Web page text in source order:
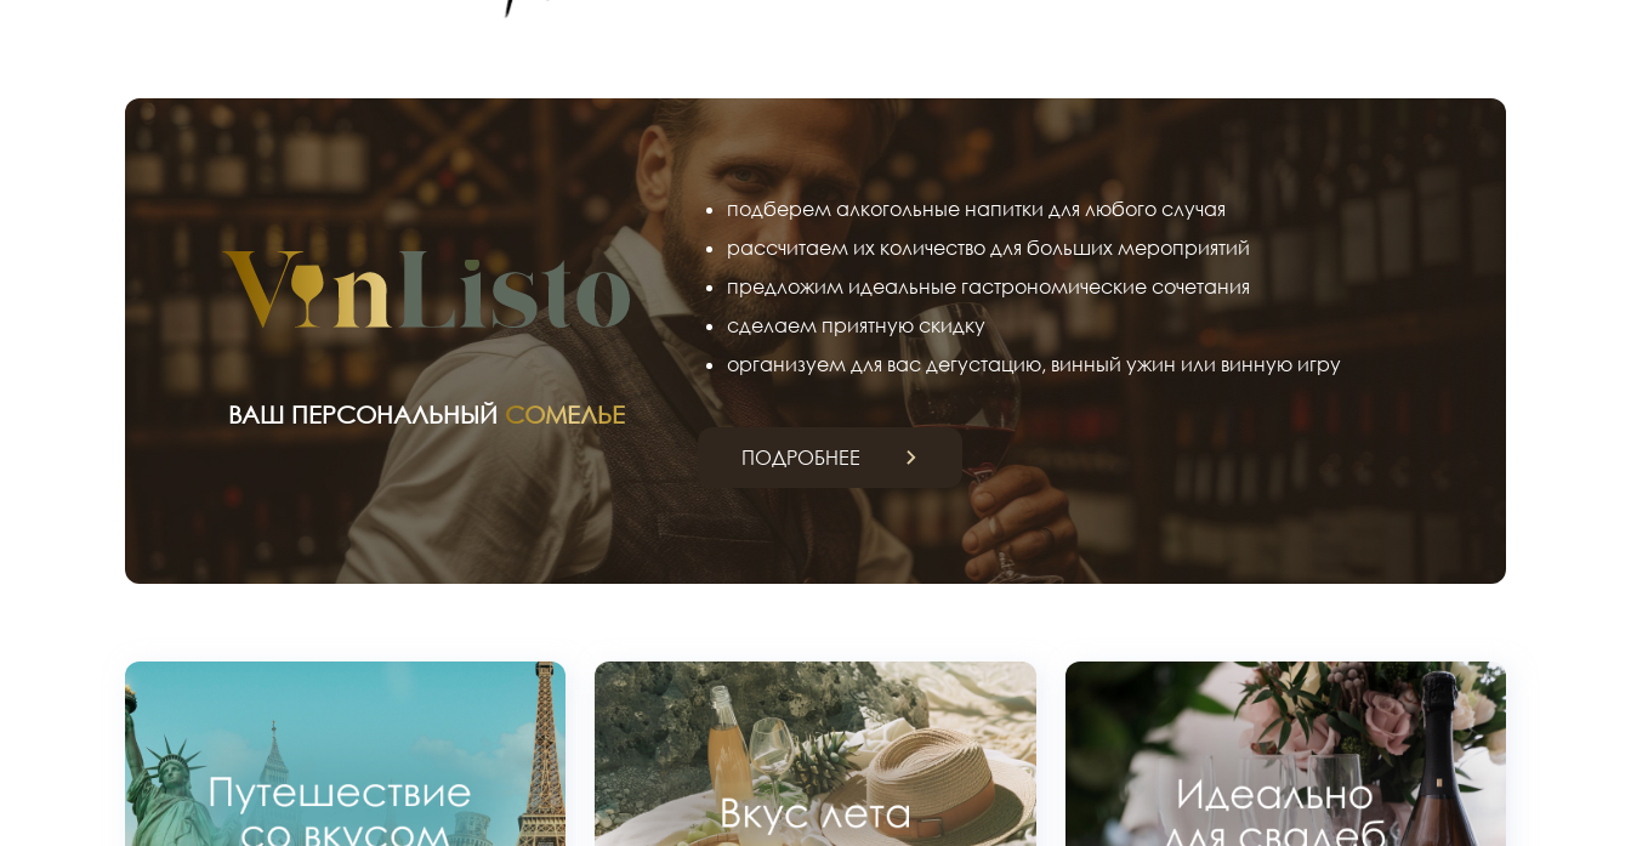
ВАШ ПЕРСОНАЛЬНЫЙ СОМЕЛЬЕ
подберем алкогольные напитки для любого случая
рассчитаем их количество для больших мероприятий
предложим идеальные гастрономические сочетания
сделаем приятную скидку
организуем для вас дегустацию, винный ужин или винную игру
ПОДРОБНЕЕ